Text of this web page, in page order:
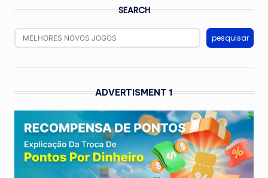
SEARCH
pesquisar
ADVERTISMENT 1